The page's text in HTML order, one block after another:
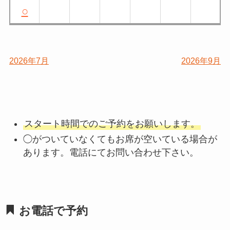
○
2026年7月 2026年9月
スタート時間でのご予約をお願いします。
◯がついていなくてもお席が空いている場合が
あります。電話にてお問い合わせ下さい。
お電話で予約